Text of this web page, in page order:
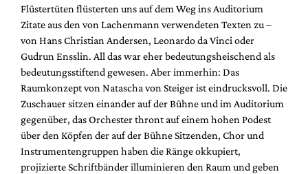
Flüstertüten flüsterten uns auf dem Weg ins Auditorium
Zitate aus den von Lachenmann verwendeten Texten zu –
von Hans Christian Andersen, Leonardo da Vinci oder
Gudrun Ensslin. All das war eher bedeutungsheischend als
bedeutungsstiftend gewesen. Aber immerhin: Das
Raumkonzept von Natascha von Steiger ist eindrucksvoll. Die
Zuschauer sitzen einander auf der Bühne und im Auditorium
gegenüber, das Orchester thront auf einem hohen Podest
über den Köpfen der auf der Bühne Sitzenden, Chor und
Instrumentengruppen haben die Ränge okkupiert,
projizierte Schriftbänder illuminieren den Raum und geben